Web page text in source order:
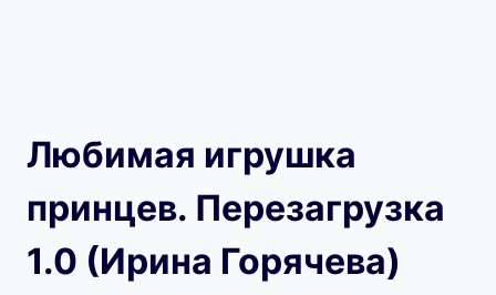
Любимая игрушка
принцев. Перезагрузка
1.0 (Ирина Горячева)